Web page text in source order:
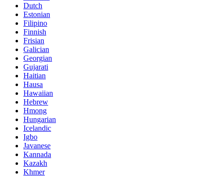
Dutch
Estonian
Filipino
Finnish
Frisian
Galician
Georgian
Gujarati
Haitian
Hausa
Hawaiian
Hebrew
Hmong
Hungarian
Icelandic
Igbo
Javanese
Kannada
Kazakh
Khmer